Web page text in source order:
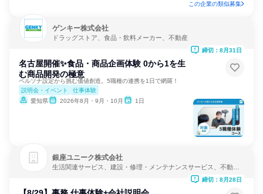
この企業の類似募集
ゲンキー株式会社
ドラッグストア、食品・飲料メーカー、不動産
名古屋開催✨食品・商品企画体験 0から1を生
む商品開発の極意
ペルソナ設定から挑む価値創造。5職種の連携を1日で網羅！
説明会・イベント
仕事体験
愛知県
2026年8月・9月・10月 1日
締切：8月31日
銀座ユニーク株式会社
生活関連サービス、建設・修理・メンテナンスサービス、不動産
締切：8月28日